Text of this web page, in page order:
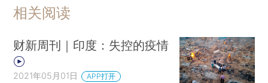
相关阅读
财新周刊｜印度：失控的疫情
2021年05月01日 APP打开